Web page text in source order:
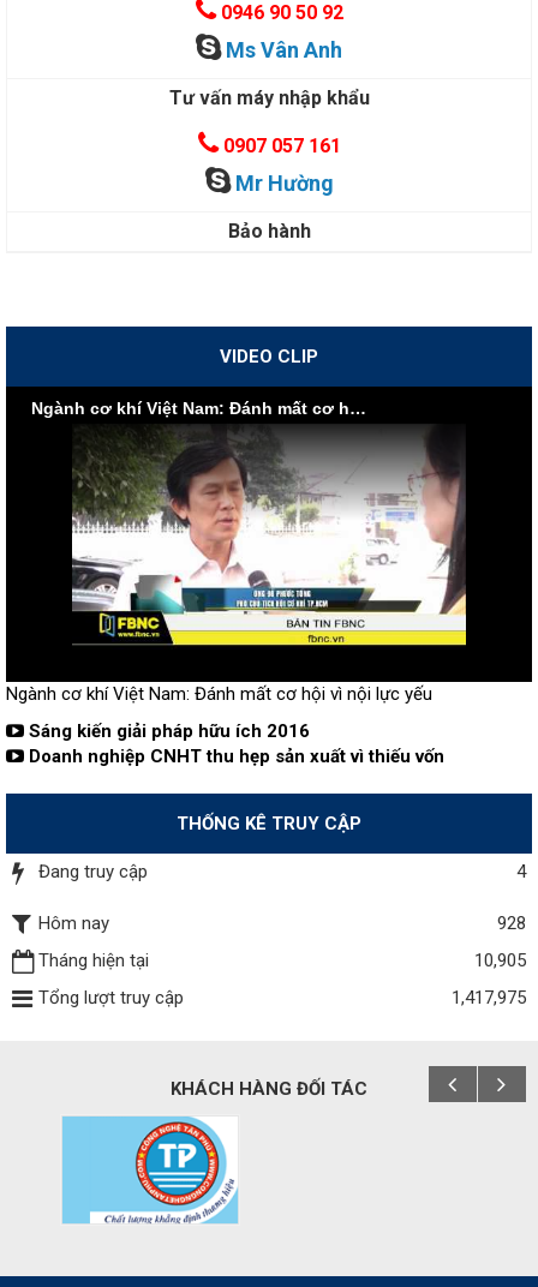
0946 90 50 92
Ms Vân Anh
Tư vấn máy nhập khẩu
0907 057 161
Mr Hường
Bảo hành
VIDEO CLIP
Ngành cơ khí Việt Nam: Đánh mất cơ hội vì nội lực yếu
Ngành cơ khí Việt Nam: Đánh mất cơ hội vì nội lực yếu
Sáng kiến giải pháp hữu ích 2016
Doanh nghiệp CNHT thu hẹp sản xuất vì thiếu vốn
THỐNG KÊ TRUY CẬP
Đang truy cập 4
Hôm nay
928
Tháng hiện tại
10,905
Tổng lượt truy cập
1,417,975
KHÁCH HÀNG ĐỐI TÁC